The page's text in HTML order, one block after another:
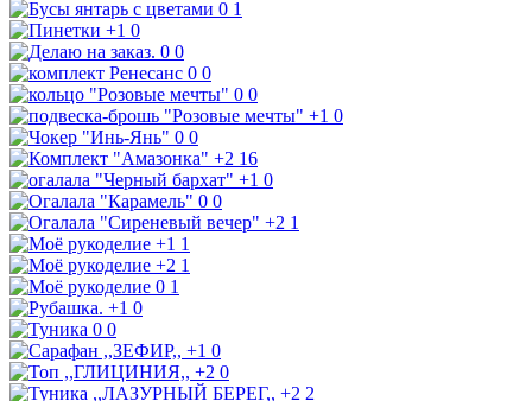
0 1
+1 0
0 0
0 0
0 0
+1 0
0 0
+2 16
+1 0
0 0
+2 1
+1 1
+2 1
0 1
+1 0
0 0
+1 0
+2 0
+2 2